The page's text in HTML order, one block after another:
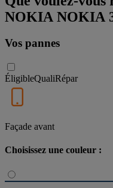
NOKIA NOKIA
Vos pannes
ÉligibleQualiRépar
Façade avant
Choisissez une couleur :